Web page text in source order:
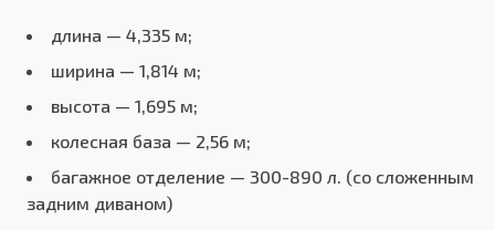
длина — 4,335 м;
ширина — 1,814 м;
высота — 1,695 м;
колесная база — 2,56 м;
багажное отделение — 300-890 л. (со сложенным
задним диваном)